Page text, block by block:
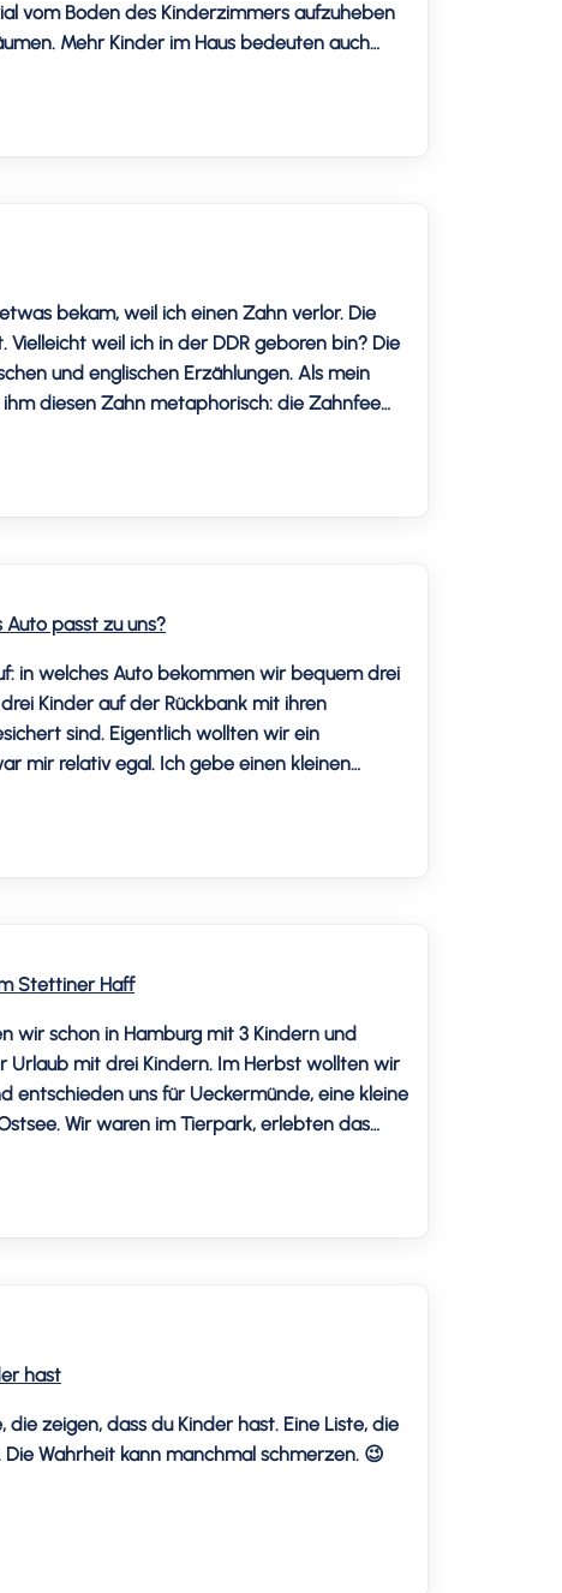
vom Boden des Kinderzimmers aufzuheben
Mehr Kinder im Haus bedeuten auch
bekam, weil ich einen Zahn verlor. Die
Vielleicht weil ich in der DDR geboren bin? Die
und englischen Erzählungen. Als mein
diesen Zahn metaphorisch: die Zahnfee
Auto passt zu uns?
in welches Auto bekommen wir bequem drei
Kinder auf der Rückbank mit ihren
sind. Eigentlich wollten wir ein
mir relativ egal. Ich gebe einen kleinen
Stettiner Haff
wir schon in Hamburg mit 3 Kindern und
Urlaub mit drei Kindern. Im Herbst wollten wir
entschieden uns für Ueckermünde, eine kleine
Wir waren im Tierpark, erlebten das
hast
zeigen, dass du Kinder hast. Eine Liste, die
Wahrheit kann manchmal schmerzen. 😉